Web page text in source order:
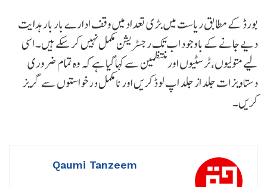
بورڈ کے مطابق ریاست میں بڑی تعداد میں وقف ادارے بار بار ہدایت
دیے جانے کے باوجود اب تک رجسٹریشن مکمل نہیں کر سکے ہیں۔ اسی
لیے متولیوں، ٹرسٹیوں اور منتظمین سے کہا گیا ہے کہ وہ تمام ضروری
دستاویزات جلد از جلد اپ لوڈ کریں اور نامکمل درخواستوں سے گریز
کریں۔
Qaumi Tanzeem